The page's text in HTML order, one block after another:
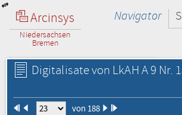
Arcinsys
Niedersachsen
Bremen
Navigator
Digitalisate von LkAH A 9 Nr.
von 188